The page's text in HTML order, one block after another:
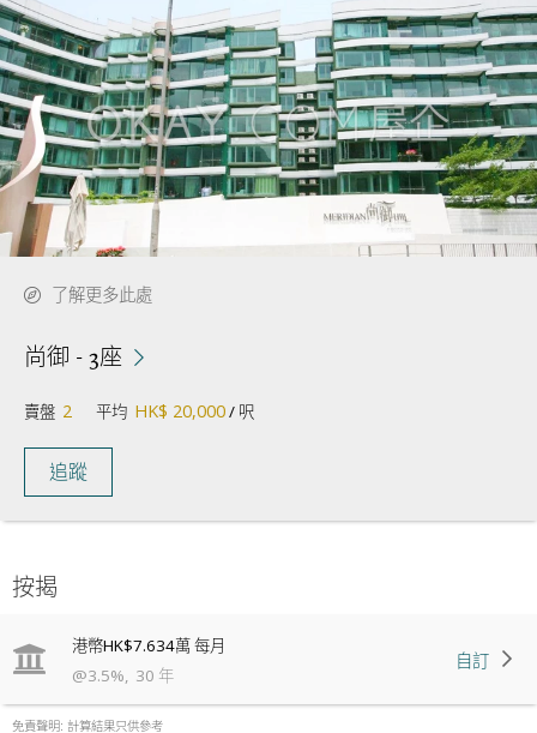
按揭
港幣HK$7.634萬每月
@3.5%, 30 年
自訂
免責聲明: 計算結果只供參考
了解更多此處
尚御 - 3座
賣盤 2 平均 HK$ 20,000/ 呎
追蹤